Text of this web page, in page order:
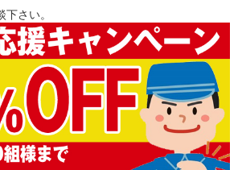
さい。